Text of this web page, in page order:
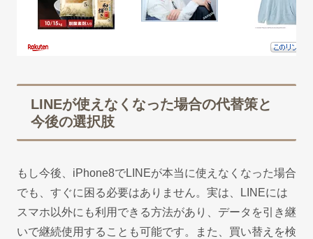
LINEが使えなくなった場合の代替策と
今後の選択肢
もし今後、iPhone8でLINEが本当に使えなくなった場合
でも、すぐに困る必要はありません。実は、LINEには
スマホ以外にも利用できる方法があり、データを引き継
いで継続使用することも可能です。また、買い替えを検